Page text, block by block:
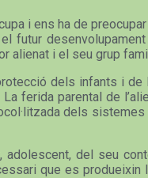
i ens ha de
futur
alienat i el seu grup
dels infants i
ferida parental de
dels
del seu
que es